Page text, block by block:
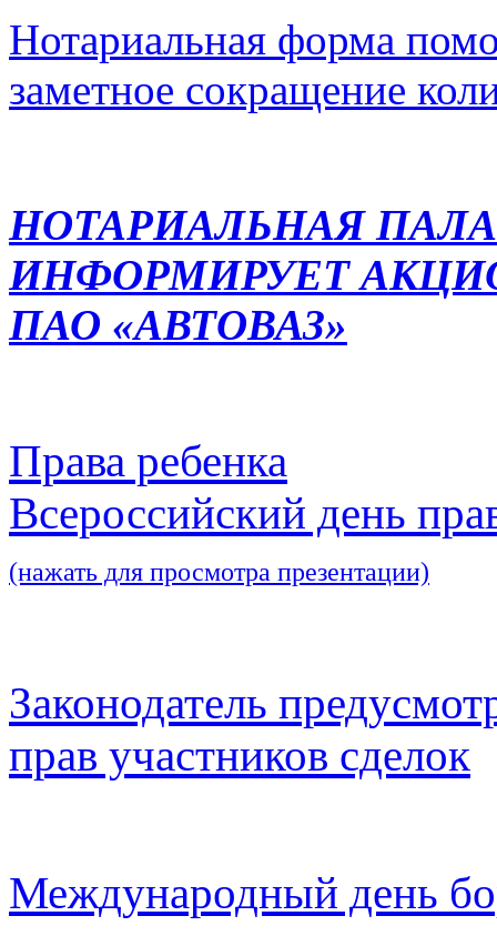
Нотариальная форма
заметное сокращение
НОТАРИАЛЬНАЯ
ИНФОРМИРУЕТ
ПАО «АВТОВАЗ»
Права ребенка
Всероссийский день
(нажать для просмотра презентации)
Законодатель
прав участников сделок
Международный день